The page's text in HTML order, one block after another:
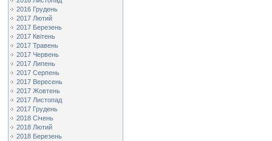
2016 Грудень
2017 Лютий
2017 Березень
2017 Квітень
2017 Травень
2017 Червень
2017 Липень
2017 Серпень
2017 Вересень
2017 Жовтень
2017 Листопад
2017 Грудень
2018 Січень
2018 Лютий
2018 Березень